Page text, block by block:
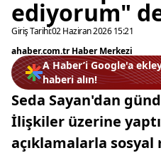
ediyorum"
Giriş Tarihi:02 Haziran 2026 15:21
ahaber.com.tr Haber Merkezi
A Haber’i Google'a
haberi alın!
Seda Sayan'dan
İlişkiler üzerine
açıklamalarla sosyal